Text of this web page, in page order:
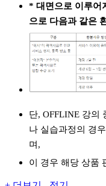
* 대면으로 이루어
으로 다음과 같은
단, OFFLINE 강의
나 실습과정의 경
며,
이 경우 해당 상품